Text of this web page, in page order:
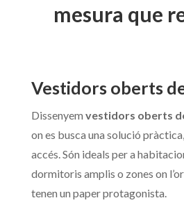
mesura que
Vestidors oberts
Dissenyem vestidors oberts
on es busca una solució
accés. Són ideals per a
dormitoris amplis o zones on
tenen un paper protagonista.